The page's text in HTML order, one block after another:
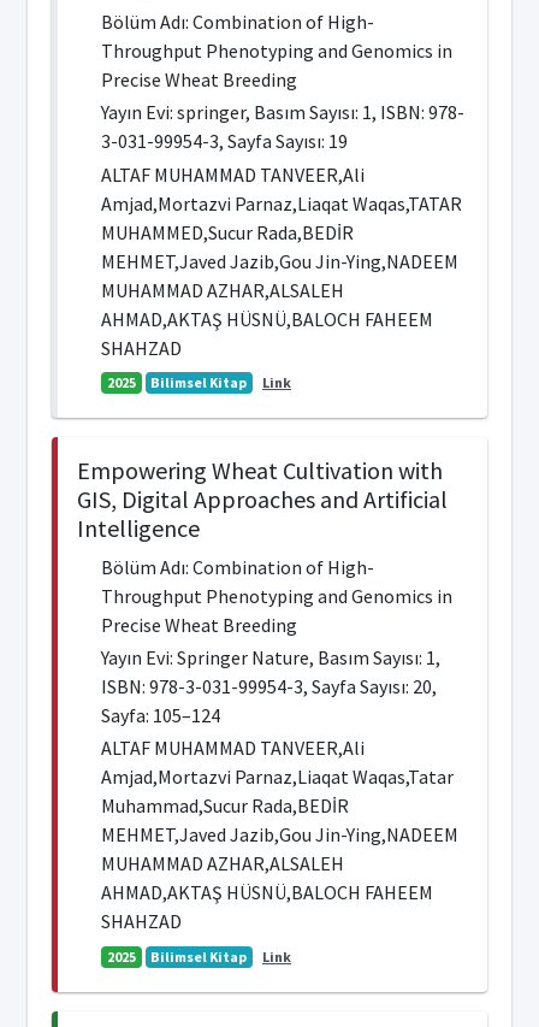
Bölüm Adı: Combination of High-
Throughput Phenotyping and Genomics in
Precise Wheat Breeding
Yayın Evi: springer, Basım Sayısı: 1, ISBN: 978-
3-031-99954-3, Sayfa Sayısı: 19
ALTAF MUHAMMAD TANVEER,Ali
Amjad,Mortazvi Parnaz,Liaqat Waqas,TATAR
MUHAMMED,Sucur Rada,BEDİR
MEHMET,Javed Jazib,Gou Jin-Ying,NADEEM
MUHAMMAD AZHAR,ALSALEH
AHMAD,AKTAŞ HÜSNÜ,BALOCH FAHEEM
SHAHZAD
2025 Bilimsel Kitap Link
Empowering Wheat Cultivation with
GIS, Digital Approaches and Artificial
Intelligence
Bölüm Adı: Combination of High-
Throughput Phenotyping and Genomics in
Precise Wheat Breeding
Yayın Evi: Springer Nature, Basım Sayısı: 1,
ISBN: 978-3-031-99954-3, Sayfa Sayısı: 20,
Sayfa: 105–124
ALTAF MUHAMMAD TANVEER,Ali
Amjad,Mortazvi Parnaz,Liaqat Waqas,Tatar
Muhammad,Sucur Rada,BEDİR
MEHMET,Javed Jazib,Gou Jin-Ying,NADEEM
MUHAMMAD AZHAR,ALSALEH
AHMAD,AKTAŞ HÜSNÜ,BALOCH FAHEEM
SHAHZAD
2025 Bilimsel Kitap Link